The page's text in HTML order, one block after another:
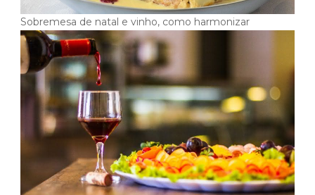
Sobremesa de natal e vinho, como harmonizar